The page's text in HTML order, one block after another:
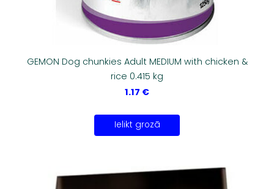
GEMON Dog chunkies Adult MEDIUM with chicken &
rice 0.415 kg
1.17 €
Ielikt grozā